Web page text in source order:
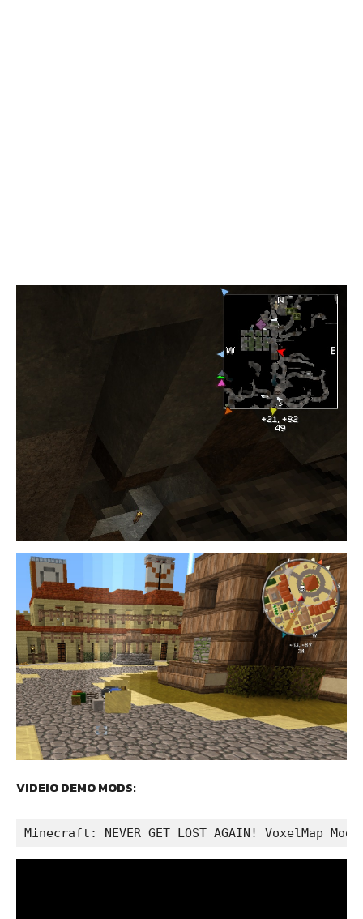
VIDEIO DEMO MODS:
Minecraft: NEVER GET LOST AGAIN! VoxelMap Mod